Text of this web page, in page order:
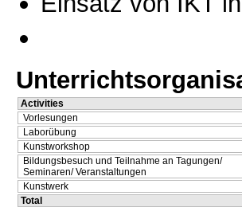
Activities
Vorlesungen
Laborübung
Kunstworkshop
Bildungsbesuch und Teilnahme an Tagungen/
Seminaren/ Veranstaltungen
Kunstwerk
Total